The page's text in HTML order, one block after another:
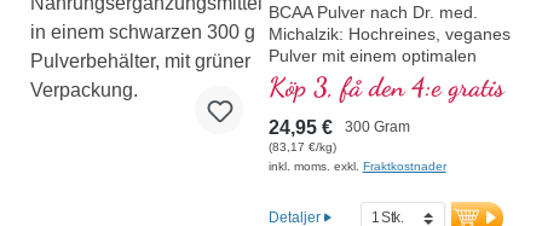
BCAA Pulver nach Dr. med.
Michalzik: Hochreines, veganes
Pulver mit einem optimalen
2:1:1 Verhältnis von Leucin,
Isoleucin und Valin. Gewonnen
durch Fermentation, ohne
Zusätze oder künstliche
Aromen. Perfekt für Sportler
Muskelaufbau und
Köp 3, få den 4:e gratis
24,95 € 300 Gram
(83,17 €/kg)
inkl. moms. exkl. Fraktkostnader
Detaljer